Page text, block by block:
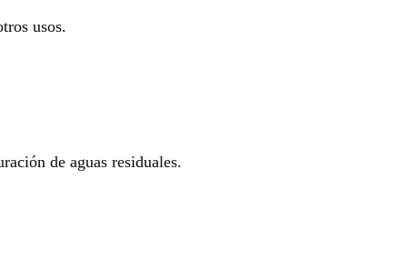
usos.
de aguas residuales.